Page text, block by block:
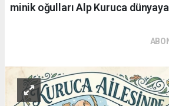
minik oğulları Alp Kuruca